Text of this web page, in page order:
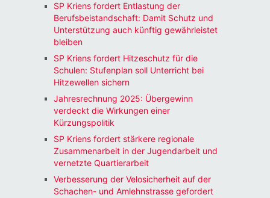
SP Kriens fordert Entlastung der
Berufsbeistandschaft: Damit Schutz und
Unterstützung auch künftig gewährleistet
bleiben
SP Kriens fordert Hitzeschutz für die
Schulen: Stufenplan soll Unterricht bei
Hitzewellen sichern
Jahresrechnung 2025: Übergewinn
verdeckt die Wirkungen einer
Kürzungspolitik
SP Kriens fordert stärkere regionale
Zusammenarbeit in der Jugendarbeit und
vernetzte Quartierarbeit
Verbesserung der Velosicherheit auf der
Schachen- und Amlehnstrasse gefordert